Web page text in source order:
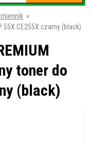
»
55X CE255X czarny (black)
toner do
(black)